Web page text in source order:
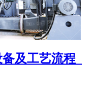
及工艺流程_